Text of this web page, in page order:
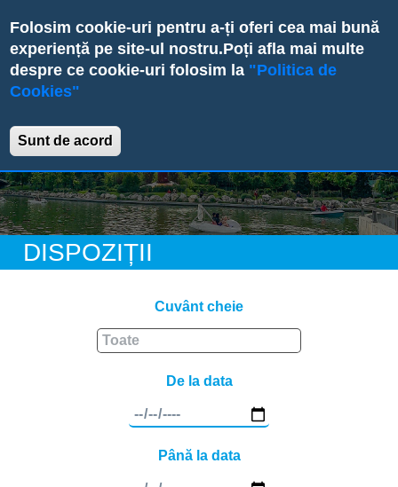
Folosim cookie-uri pentru a-ți oferi cea mai bună
experiență pe site-ul nostru.Poți afla mai multe
despre ce cookie-uri folosim la "Politica de
Cookies"
Sunt de acord
to
main
content
Primăria Sectorului 6
DISPOZIȚII
Cuvânt cheie
De la data
Până la data